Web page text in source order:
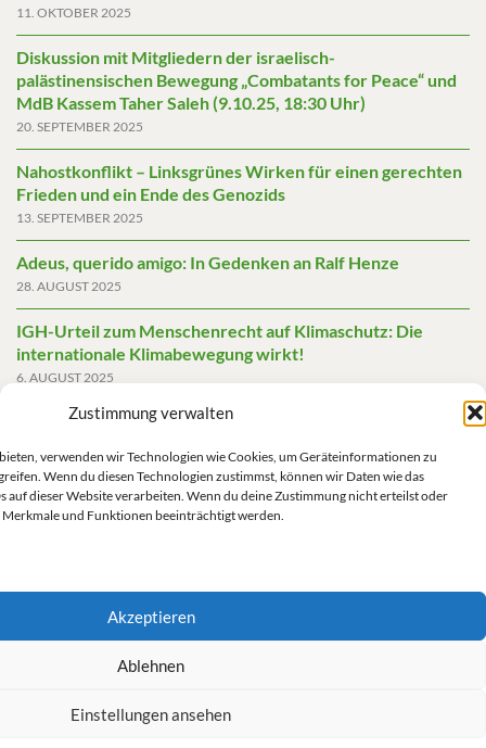
Zustimmung verwalten
verwenden wir Technologien wie Cookies, um Geräteinformationen zu
Wenn du diesen Technologien zustimmst, können wir Daten wie das
auf dieser Website verarbeiten. Wenn du deine Zustimmung nicht erteilst oder
und Funktionen beeinträchtigt werden.
Akzeptieren
Ablehnen
Einstellungen ansehen
11. OKTOBER 2025
Diskussion mit Mitgliedern der israelisch-
palästinensischen Bewegung „Combatants for Peace“ und
MdB Kassem Taher Saleh (9.10.25, 18:30 Uhr)
20. SEPTEMBER 2025
Nahostkonflikt – Linksgrünes Wirken für einen gerechten
Frieden und ein Ende des Genozids
13. SEPTEMBER 2025
Adeus, querido amigo: In Gedenken an Ralf Henze
28. AUGUST 2025
IGH-Urteil zum Menschenrecht auf Klimaschutz: Die
internationale Klimabewegung wirkt!
6. AUGUST 2025
Friedensgutachten 2025
Die AfD mit mehr Demokratie wegregieren
14. MAI 2025
Impressum/Datenschutz
Kontakt/Impressum/Haftungsausschluss/Datenschutz